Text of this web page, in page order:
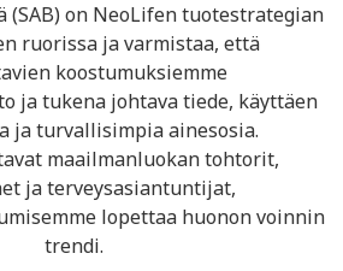
(SAB) on NeoLifen tuotestrategian
ruorissa ja varmistaa, että
koostumuksiemme
ja tukena johtava tiede, käyttäen
ja turvallisimpia ainesosia.
maailmanluokan tohtorit,
ja terveysasiantuntijat,
lopettaa huonon voinnin
trendi.